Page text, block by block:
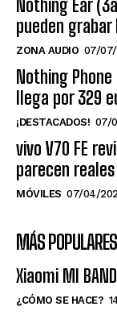
Nothing Ear
pueden
ZONA AUDIO 07/
Nothing
llega por 329
¡DESTACADOS! 07/
vivo V70 FE
parecen reales
MÓVILES 07/04/
MÁS POPULARES
Xiaomi MI
¿CÓMO SE HACE?